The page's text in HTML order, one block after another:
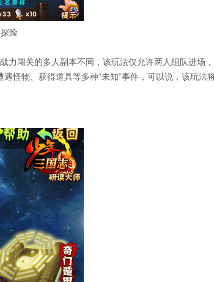
险
力闯关的多人副本不同，该玩法仅允许两人组队进场
怪物、获得道具等多种“未知”事件，可以说，该玩法